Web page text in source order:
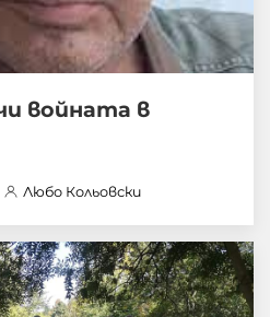
войната в
Любо Кольовски